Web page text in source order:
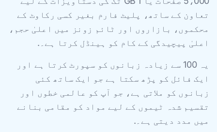
تعاون کے ساتھ، پلیٹ فارم بغیر کسی رکاوٹ کے
محکموں، بازاروں اور ٹائم زونز میں اعلیٰ حجم،
اعلیٰ پیچیدگی کے کام کو ہینڈل کرتا ہے۔.
یہ 100 سے زیادہ زبانوں کو سپورٹ کرتا ہے اور
ایک فائل کو پڑھ سکتا ہے جو ایک ساتھ کئی
زبانوں کو ملاتی ہے، جو آپ کو عالمی خطوں اور
تقسیم شدہ ٹیموں کے لیے مواد کو مقامی بنانے
میں مدد دیتی ہے۔.